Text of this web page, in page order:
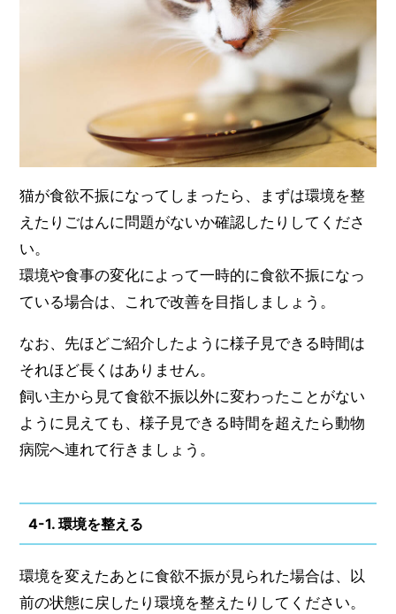
猫が食欲不振になってしまったら、まずは環境を整
えたりごはんに問題がないか確認したりしてくださ
い。
環境や食事の変化によって一時的に食欲不振になっ
ている場合は、これで改善を目指しましょう。
なお、先ほどご紹介したように様子見できる時間は
それほど長くはありません。
飼い主から見て食欲不振以外に変わったことがない
ように見えても、様子見できる時間を超えたら動物
病院へ連れて行きましょう。
4-1. 環境を整える
環境を変えたあとに食欲不振が見られた場合は、以
前の状態に戻したり環境を整えたりしてください。